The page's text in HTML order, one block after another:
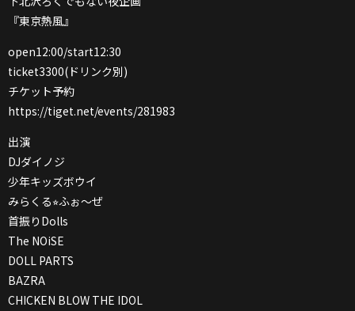
『東京熱風』
open12:00/start12:30
ticket3300(ドリンク別)
チケット予約
https://tiget.net/events/281983
出演
DJダイノジ
少年キッズボウイ
みらくる⭐︎ふぉ〜ぜ
首振りDolls
The NOiSE
DOLL PARTS
BAZRA
CHICKEN BLOW THE IDOL